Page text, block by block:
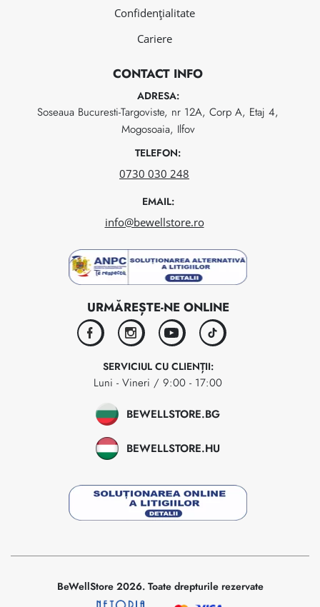
Confidențialitate
Cariere
CONTACT INFO
ADRESA:
Soseaua Bucuresti-Targoviste, nr 12A, Corp A, Etaj 4,
Mogosoaia, Ilfov
TELEFON:
0730 030 248
EMAIL:
info@bewellstore.ro
URMĂREȘTE-NE ONLINE
facebookinstagramyoutubetiktok
SERVICIUL CU CLIENȚII:
Luni - Vineri / 9:00 - 17:00
BEWELLSTORE.BG
BEWELLSTORE.HU
BeWellStore 2026. Toate drepturile rezervate